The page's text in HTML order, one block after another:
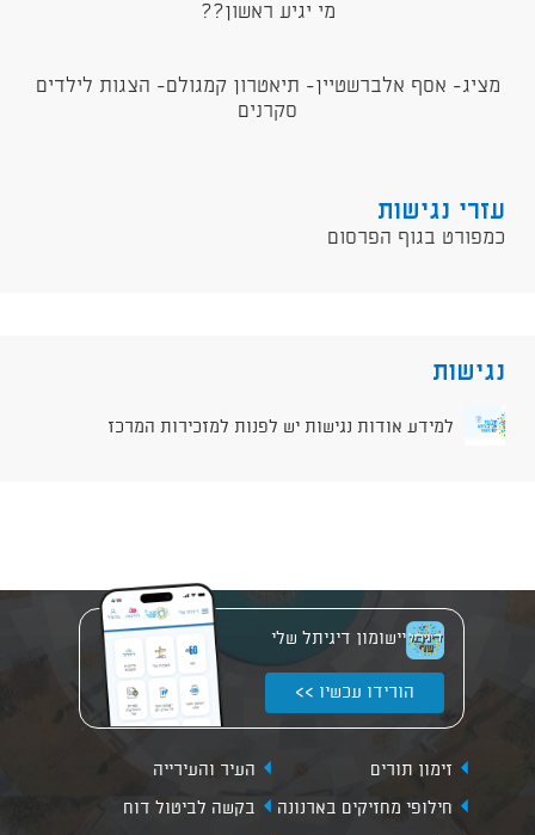
מי יגיע ראשון??
מציג- אסף אלברשטיין- תיאטרון קמגולם- הצגות לילדים
סקרנים
עזרי נגישות
כמפורט בגוף הפרסום
נגישות
למידע אודות נגישות יש לפנות למזכירות המרכז
יישומון דיגיתל שלי
הורידו עכשיו >>
זימון תורים
העיר והעירייה
חילופי מחזיקים בארנונה
בקשה לביטול דוח